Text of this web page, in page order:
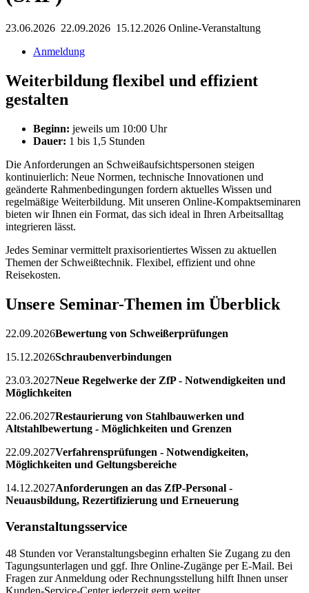
23.06.2026 22.09.2026 15.12.2026 Online-Veranstaltung
Anmeldung
Weiterbildung flexibel und effizient
gestalten
Beginn: jeweils um 10:00 Uhr
Dauer: 1 bis 1,5 Stunden
Die Anforderungen an Schweißaufsichtspersonen steigen
kontinuierlich: Neue Normen, technische Innovationen und
geänderte Rahmenbedingungen fordern aktuelles Wissen und
regelmäßige Weiterbildung. Mit unseren Online-Kompaktseminaren
bieten wir Ihnen ein Format, das sich ideal in Ihren Arbeitsalltag
integrieren lässt.
Jedes Seminar vermittelt praxisorientiertes Wissen zu aktuellen
Themen der Schweißtechnik. Flexibel, effizient und ohne
Reisekosten.
Unsere Seminar-Themen im Überblick
22.09.2026Bewertung von Schweißerprüfungen
15.12.2026Schraubenverbindungen
23.03.2027Neue Regelwerke der ZfP - Notwendigkeiten und
Möglichkeiten
22.06.2027Restaurierung von Stahlbauwerken und
Altstahlbewertung - Möglichkeiten und Grenzen
22.09.2027Verfahrensprüfungen - Notwendigkeiten,
Möglichkeiten und Geltungsbereiche
14.12.2027Anforderungen an das ZfP-Personal -
Neuausbildung, Rezertifizierung und Erneuerung
Veranstaltungsservice
48 Stunden vor Veranstaltungsbeginn erhalten Sie Zugang zu den
Tagungsunterlagen und ggf. Ihre Online-Zugänge per E-Mail. Bei
Fragen zur Anmeldung oder Rechnungsstellung hilft Ihnen unser
Kunden-Service-Center jederzeit gern weiter.